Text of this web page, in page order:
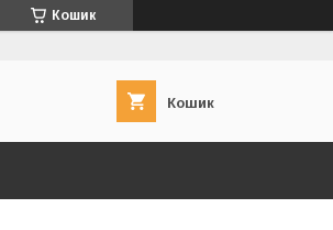
Кошик
Кошик